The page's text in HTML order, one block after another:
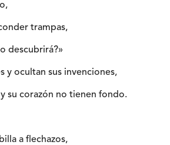
trampas,
descubrirá?»
y ocultan sus invenciones,
su corazón no tienen fondo.
a flechazos,